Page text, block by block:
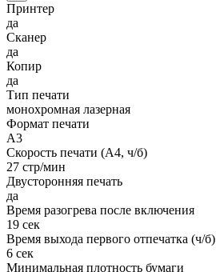
Принтер
да
Сканер
да
Копир
да
Тип печати
монохромная лазерная
Формат печати
A3
Скорость печати (А4, ч/б)
27 стр/мин
Двусторонняя печать
да
Время разогрева после включения
19 сек
Время выхода первого отпечатка (ч/б)
6 сек
Минимальная плотность бумаги